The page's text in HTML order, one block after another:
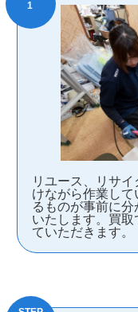
リユース、リサ
けながら作業し
るものが事前に
いたします。買
ていただきます。